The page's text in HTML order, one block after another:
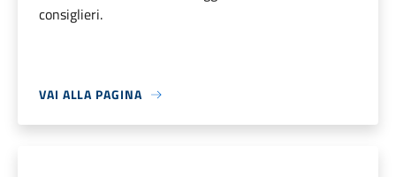
consiglieri.
VAI ALLA PAGINA